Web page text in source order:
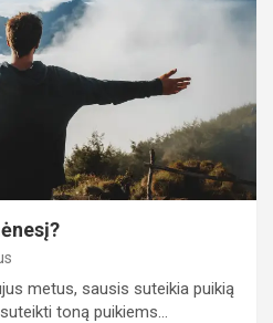
metus, sausis suteikia puikią
toną puikiems…